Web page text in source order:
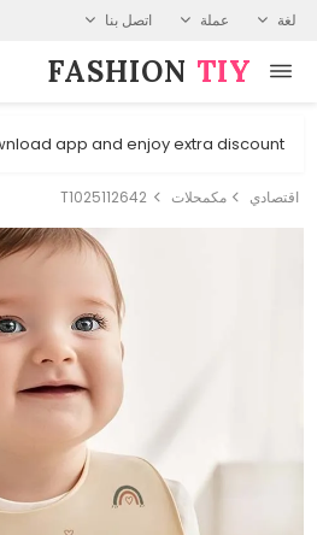
لغة عملة اتصل بنا
FASHION⁠ TIY
app and enjoy extra discount
اقتصادي مكمحلات T1025112642